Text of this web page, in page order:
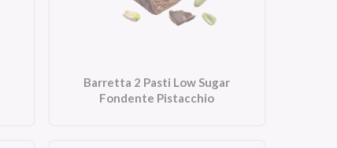
Barretta 2 Pasti Low Sugar
Fondente Pistacchio